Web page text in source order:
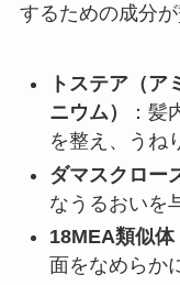
するための成分
トステア（
ニウム）
：髪
を整え、うね
ダマスクロー
なうるおいを
18MEA類似体
面をなめらか